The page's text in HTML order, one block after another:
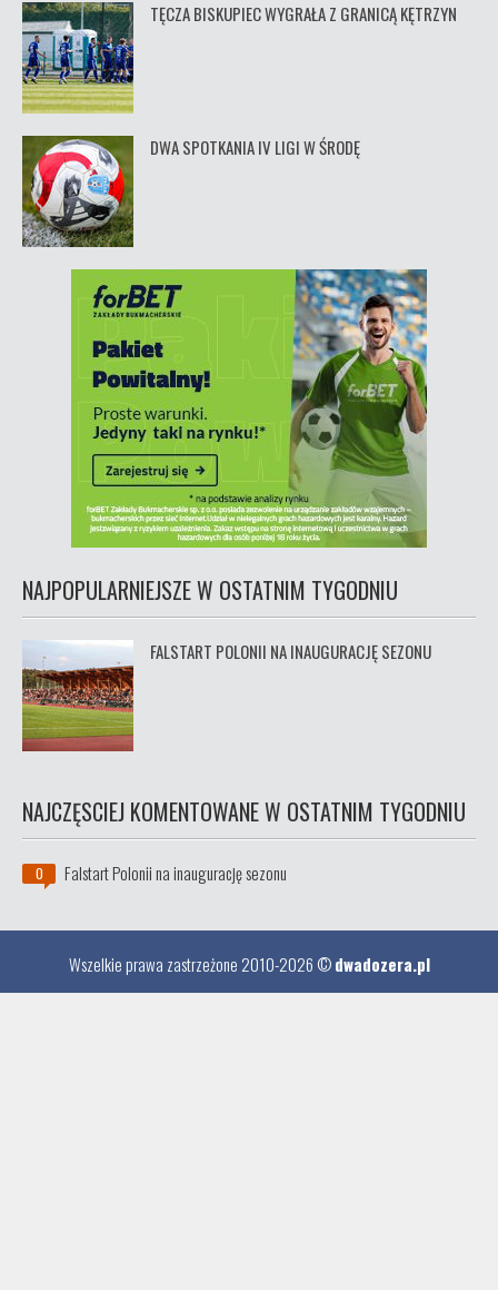
TĘCZA BISKUPIEC WYGRAŁA Z GRANICĄ KĘTRZYN
DWA SPOTKANIA IV LIGI W ŚRODĘ
NAJPOPULARNIEJSZE W OSTATNIM TYGODNIU
FALSTART POLONII NA INAUGURACJĘ SEZONU
NAJCZĘSCIEJ KOMENTOWANE W OSTATNIM TYGODNIU
0 Falstart Polonii na inaugurację sezonu
Wszelkie prawa zastrzeżone 2010-2026 ©dwadozera.pl